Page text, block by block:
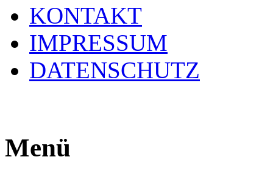
KONTAKT
IMPRESSUM
DATENSCHUTZ
Menü